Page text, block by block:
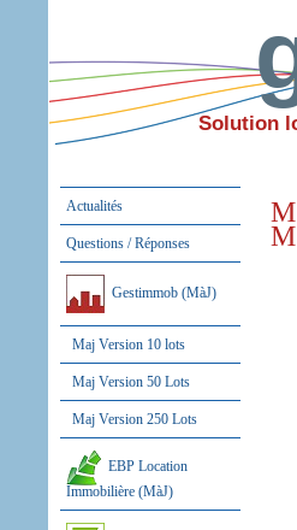
Solution
Actualités
Questions / Réponses
Gestimmob (MàJ)
Maj Version 10 lots
Maj Version 50 Lots
Maj Version 250 Lots
EBP Location
Immobilière (MàJ)